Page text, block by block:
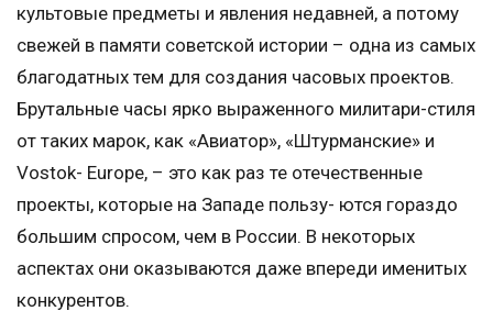
культовые предметы и явления недавней, а потому
свежей в памяти советской истории – одна из самых
благодатных тем для создания часовых проектов.
Брутальные часы ярко выраженного милитари-стиля
от таких марок, как «Авиатор», «Штурманские» и
Vostok- Europe, – это как раз те отечественные
проекты, которые на Западе пользу- ются гораздо
большим спросом, чем в России. В некоторых
аспектах они оказываются даже впереди именитых
конкурентов.